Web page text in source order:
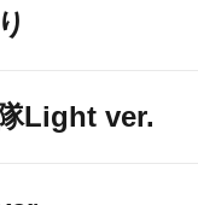
Light ver.